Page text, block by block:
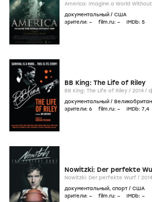
документальный / США
зрители: – film.ru: – IMDb: 5
BB King: The Life of Riley
BB King: The Life of Riley / 2014 /
документальный /
зрители: 6 film.ru: – IMDb: 7,4
Nowitzki: Der perfekte
Nowitzki: Der perfekte Wurf / 2014
документальный, спорт / США
зрители: – film.ru: – IMDb: –